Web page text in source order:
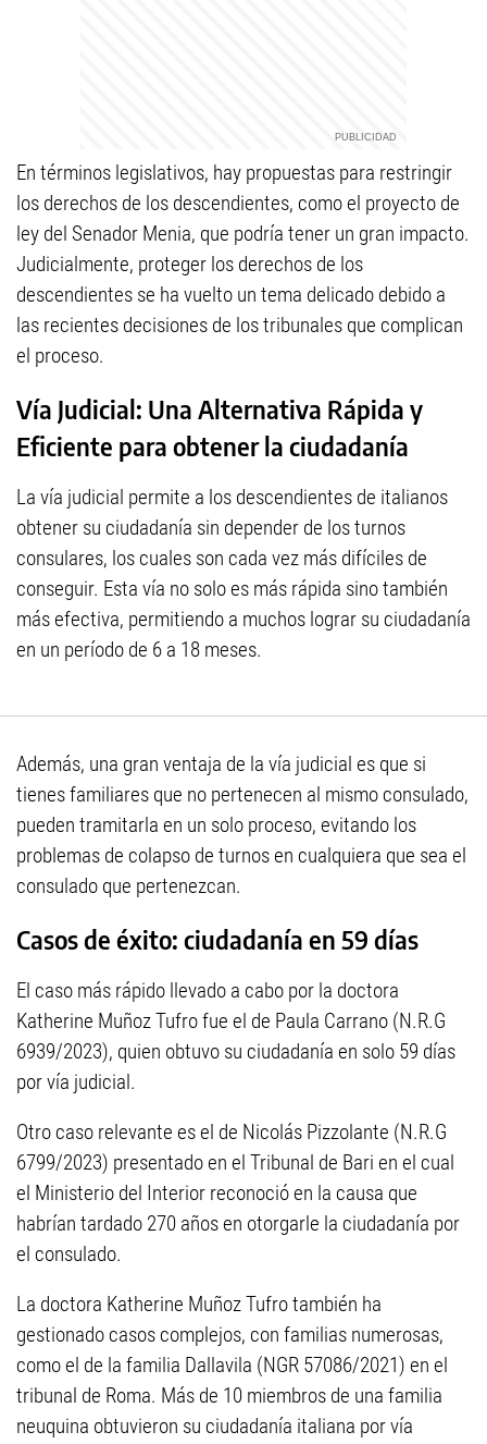
En términos legislativos, hay propuestas para restringir
los derechos de los descendientes, como el proyecto de
ley del Senador Menia, que podría tener un gran impacto.
Judicialmente, proteger los derechos de los
descendientes se ha vuelto un tema delicado debido a
las recientes decisiones de los tribunales que complican
el proceso.
Vía Judicial: Una Alternativa Rápida y
Eficiente para obtener la ciudadanía
La vía judicial permite a los descendientes de italianos
obtener su ciudadanía sin depender de los turnos
consulares, los cuales son cada vez más difíciles de
conseguir. Esta vía no solo es más rápida sino también
más efectiva, permitiendo a muchos lograr su ciudadanía
en un período de 6 a 18 meses.
Además, una gran ventaja de la vía judicial es que si
tienes familiares que no pertenecen al mismo consulado,
pueden tramitarla en un solo proceso, evitando los
problemas de colapso de turnos en cualquiera que sea el
consulado que pertenezcan.
Casos de éxito: ciudadanía en 59 días
El caso más rápido llevado a cabo por la doctora
Katherine Muñoz Tufro fue el de Paula Carrano (N.R.G
6939/2023), quien obtuvo su ciudadanía en solo 59 días
por vía judicial.
Otro caso relevante es el de Nicolás Pizzolante (N.R.G
6799/2023) presentado en el Tribunal de Bari en el cual
el Ministerio del Interior reconoció en la causa que
habrían tardado 270 años en otorgarle la ciudadanía por
el consulado.
La doctora Katherine Muñoz Tufro también ha
gestionado casos complejos, con familias numerosas,
como el de la familia Dallavila (NGR 57086/2021) en el
tribunal de Roma. Más de 10 miembros de una familia
neuquina obtuvieron su ciudadanía italiana por vía